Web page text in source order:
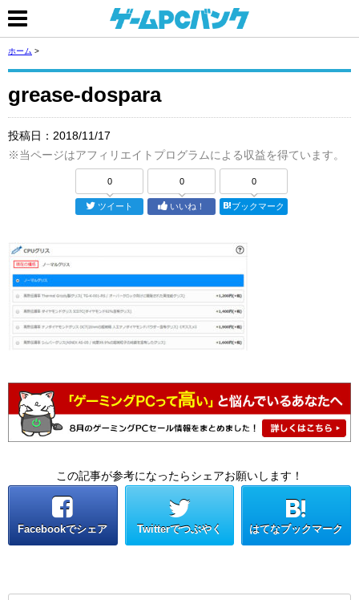
ホーム >
grease-dospara
投稿日： 2018/11/17
※当ページはアフィリエイトプログラムによる収益を得ています。
0
ツイート
0
いいね！
0
ブックマーク
この記事が参考になったらシェアお願いします！
Facebookでシェア Twitterでつぶやく はてなブックマーク